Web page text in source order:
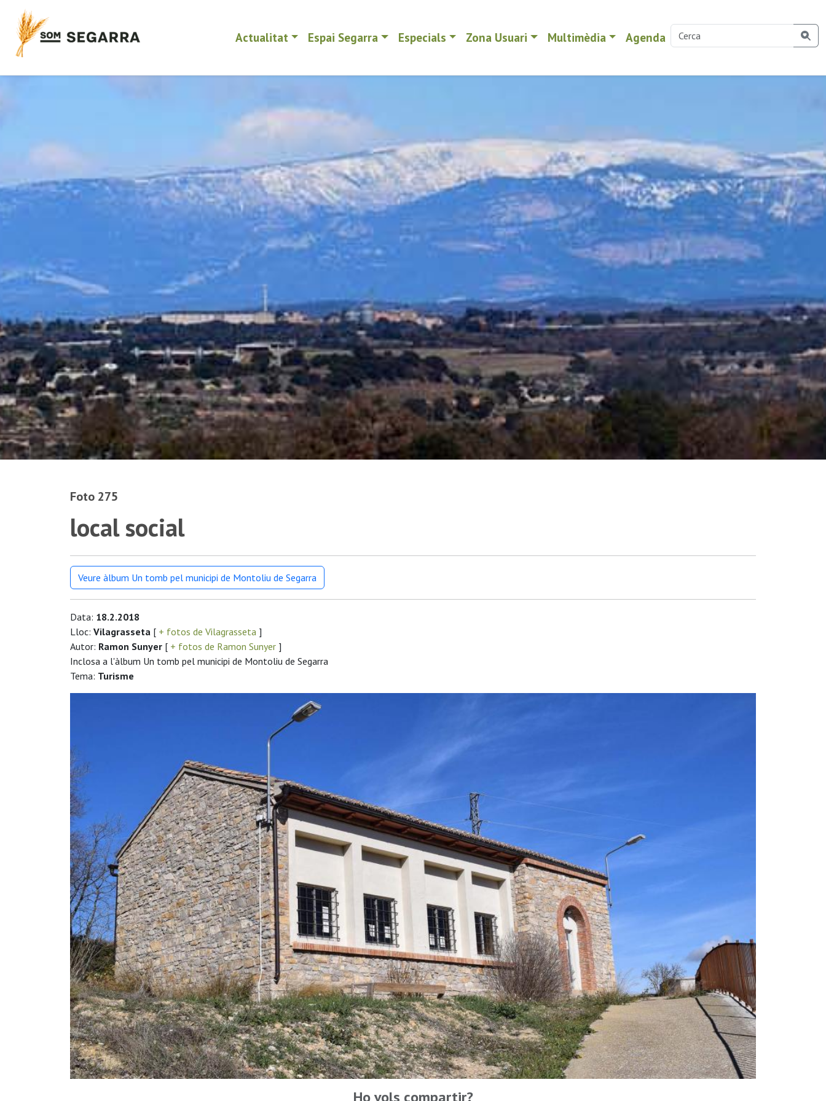
Actualitat Espai Segarra Especials Zona Usuari Multimèdia Agenda
Foto 275
local social
Veure àlbum Un tomb pel municipi de Montoliu de Segarra
Data: 18.2.2018
Lloc: Vilagrasseta [ + fotos de Vilagrasseta ]
Autor: Ramon Sunyer [ + fotos de Ramon Sunyer ]
Inclosa a l'àlbum Un tomb pel municipi de Montoliu de Segarra
Tema: Turisme
Ho vols compartir?